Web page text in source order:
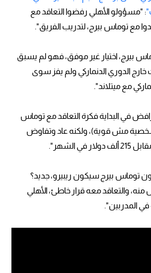
: "مسؤولو الأهلي رفضوا التعاقد مع
مع توماس بيرج، لتدريب الفريق".
بيرج، اختيار غير موفق، فهو لم يسبق
خارج الدوري الدنماركي ولم يفز سوى
مع ميتلاند".
في البداية فكرة التعاقد مع توماس
مش قوية)، ولكنه عاد وتفاوض
في الشهر".
بيرج سيكون ريبيرو، جديد؟
والتعاقد معه قرار خاطئ، الأهلي
المدربين".